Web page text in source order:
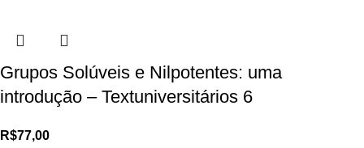
Grupos Solúveis e Nilpotentes: uma
introdução – Textuniversitários 6
R$77,00